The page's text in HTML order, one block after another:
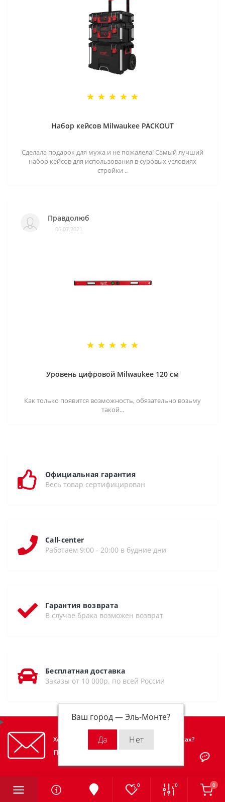
Ваш город —Эль-Монте?
0 0 0
Набор кейсов Milwaukee PACKOUT
Сделала подарок для мужа и не пожалела! Самый лучший
набор кейсов для использования в суровых условиях
стройки ..
Правдолюб
06.07.2021
Уровень цифровой Milwaukee 120 см
Как только появится возможность, обязательно возьму
такой...
Официальная гарантия
Весь товар сертифицирован
Call-center
Работаем 9:00 - 20:00 в будние дни
Гарантия возврата
В случае брака возможен возврат
Бесплатная доставка
Заказы от 10 000р. по всей России
Хотите узнавать первым об акциях и скидках?
Подпишитесь на нашу рассылку
Подписаться